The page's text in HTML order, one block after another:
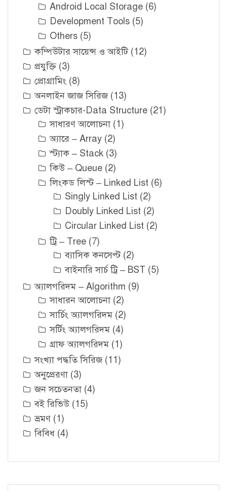
Android Local Storage (6)
Development Tools (5)
Others (5)
কম্পিউটার সায়েন্স ও আইটি(12)
প্রযুক্তি (3)
প্রোগ্রামিং (8)
অনলাইন জাজ সিরিজ (13)
ডেটা স্ট্রাকচার-Data Structure (21)
সাধারণ আলোচনা (1)
অ্যারে – Array (2)
স্ট্যাক – Stack (3)
কিউ – Queue (2)
লিংকড লিস্ট – Linked List (6)
Singly Linked List (2)
Doubly Linked List (2)
Circular Linked List (2)
ট্রি – Tree (7)
ব্যাসিক কনসেপ্ট(2)
বাইনারি সার্চ ট্রি – BST (5)
অ্যালগরিদম – Algorithm (9)
সাধারন আলোচনা (2)
সার্চিং অ্যালগরিদম (2)
সর্টিং অ্যালগরিদম (4)
গ্রাফ অ্যালগরিদম (1)
সংখ্যা পদ্ধতি সিরিজ (11)
অনুপ্রেরণা (3)
জন সচেতনতা (4)
বই রিভিউ (15)
ভ্রমণ (1)
বিবিধ (4)